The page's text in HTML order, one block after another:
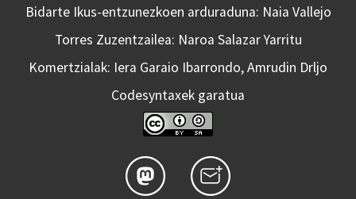
Bidarte Ikus-entzunezkoen arduraduna: Naia Vallejo
Torres Zuzentzailea: Naroa Salazar Yarritu
Komertzialak: Iera Garaio Ibarrondo, Amrudin Drljo
Codesyntaxek garatua